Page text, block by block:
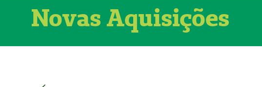
Novas Aquisições